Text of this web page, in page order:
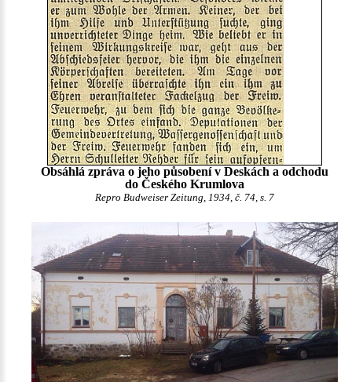
Obsáhlá zpráva o jeho působení v Deskách a odchodu
do Českého Krumlova
Repro Budweiser Zeitung, 1934, č. 74, s. 7